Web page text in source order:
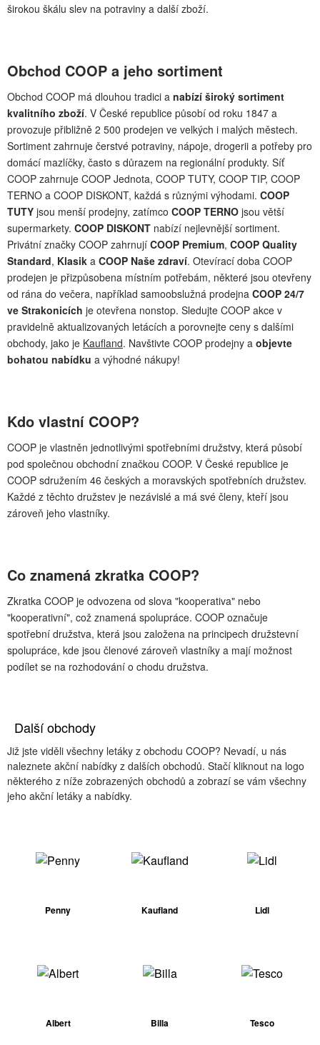
širokou škálu slev na potraviny a další zboží.
Obchod COOP a jeho sortiment
Obchod COOP má dlouhou tradici a nabízí široký sortiment
kvalitního zboží. V České republice působí od roku 1847 a
provozuje přibližně 2 500 prodejen ve velkých i malých městech.
Sortiment zahrnuje čerstvé potraviny, nápoje, drogerii a potřeby pro
domácí mazlíčky, často s důrazem na regionální produkty. Síť
COOP zahrnuje COOP Jednota, COOP TUTY, COOP TIP, COOP
TERNO a COOP DISKONT, každá s různými výhodami. COOP
TUTY jsou menší prodejny, zatímco COOP TERNO jsou větší
supermarkety. COOP DISKONT nabízí nejlevnější sortiment.
Privátní značky COOP zahrnují COOP Premium, COOP Quality
Standard, Klasik a COOP Naše zdraví. Otevírací doba COOP
prodejen je přizpůsobena místním potřebám, některé jsou otevřeny
od rána do večera, například samoobslužná prodejna COOP 24/7
ve Strakonicích je otevřena nonstop. Sledujte COOP akce v
pravidelně aktualizovaných letácích a porovnejte ceny s dalšími
obchody, jako je Kaufland. Navštivte COOP prodejny a objevte
bohatou nabídku a výhodné nákupy!
Kdo vlastní COOP?
COOP je vlastněn jednotlivými spotřebními družstvy, která působí
pod společnou obchodní značkou COOP. V České republice je
COOP sdružením 46 českých a moravských spotřebních družstev.
Každé z těchto družstev je nezávislé a má své členy, kteří jsou
zároveň jeho vlastníky.
Co znamená zkratka COOP?
Zkratka COOP je odvozena od slova "kooperativa" nebo
"kooperativní", což znamená spolupráce. COOP označuje
spotřební družstva, která jsou založena na principech družstevní
spolupráce, kde jsou členové zároveň vlastníky a mají možnost
podílet se na rozhodování o chodu družstva.
Další obchody
Již jste viděli všechny letáky z obchodu COOP? Nevadí, u nás
naleznete akční nabídky z dalších obchodů. Stačí kliknout na logo
některého z níže zobrazených obchodů a zobrazí se vám všechny
jeho akční letáky a nabídky.
Penny Kaufland Lidl
Albert Billa Tesco